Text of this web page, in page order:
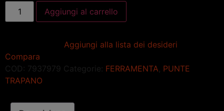
Aggiungi al carrello
Aggiungi alla lista dei desideri
Compara
COD: 7937979 Categorie: FERRAMENTA PUNTE
TRAPANO